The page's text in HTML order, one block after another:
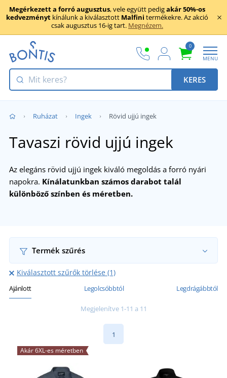
Megérkezett a forró augusztus, vele együtt pedigakár 50%-os
kedvezményt kínálunk a kiválasztott Malfini termékekre. Az akció
csak augusztus 16-ig tart. Megnézem.
0
MENU
KERES
Ruházat Ingek Rövid ujjú ingek
Tavaszi rövid ujjú ingek
Az elegáns rövid ujjú ingek kiváló megoldás a forró nyári
napokra. Kínálatunkban számos darabot talál
különböző színben és méretben.
Termék szűrés
Kiválasztott szűrők törlése (1)
Ajánlott Legolcsóbbtól Legdrágábbtól
Megjelenítve 1-11 a 11
1
Akár 6XL-es méretben